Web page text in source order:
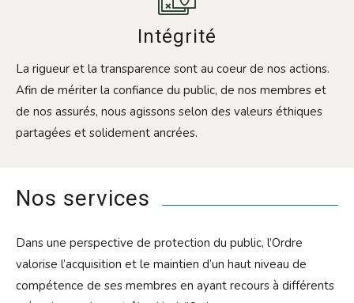
Intégrité
La rigueur et la transparence sont au coeur de nos actions.
Afin de mériter la confiance du public, de nos membres et
de nos assurés, nous agissons selon des valeurs éthiques
partagées et solidement ancrées.
Nos services
Dans une perspective de protection du public, l’Ordre
valorise l’acquisition et le maintien d’un haut niveau de
compétence de ses membres en ayant recours à différents